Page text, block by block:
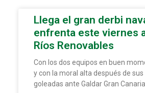
Llega el gran derbi
enfrenta este viernes
Ríos Renovables
Con los dos equipos en buen
y con la moral alta después de
goleadas ante Galdar Gran